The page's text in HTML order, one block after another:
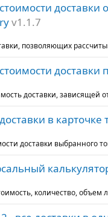
v1.1.7
позволяющих
доставки, зависящей
в
доставки выбранного
количество, объем